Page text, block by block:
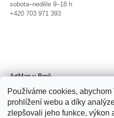
Používáme cookies,
prohlížení webu a díky
zlepšovali jeho funkce, výkon
sobota–neděle 9–18 h
+420 703 971 393
ArtMap v Brně
Radnická 4, Brno
úterý–pátek 11–19 h
sobota 14–19 h